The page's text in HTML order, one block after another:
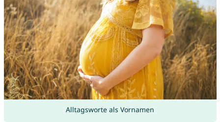
Alltagsworte als Vornamen